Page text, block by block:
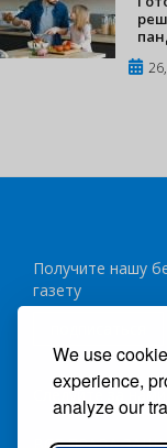
We use
experience,
analyze our
Получите нашу
газету
Следуйте за
ВСЕ ПРАВА